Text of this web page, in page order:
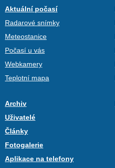
Aktuální počasí
Radarové snímky
Meteostanice
Počasí u vás
Webkamery
Teplotní mapa
Archiv
Uživatelé
Články
Fotogalerie
Aplikace na telefony